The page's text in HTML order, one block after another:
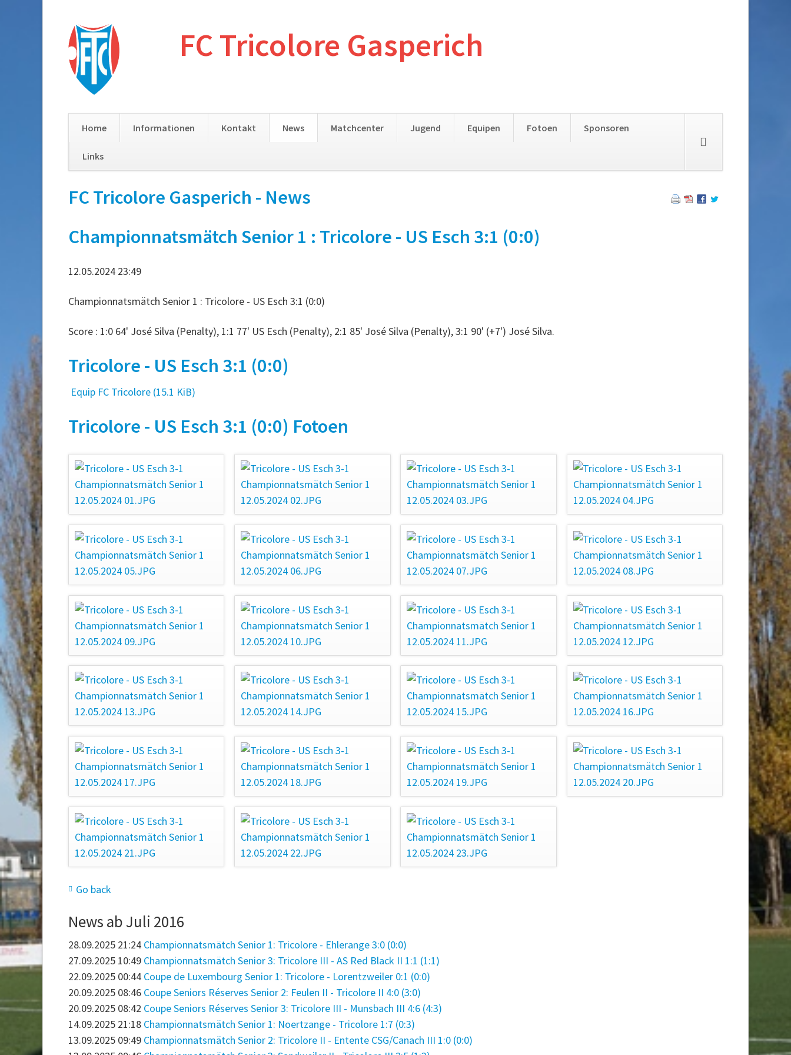
FC Tricolore Gasperich
Home Informationen Kontakt News Matchcenter Jugend Equipen Fotoen Sponsoren
Links
navigation
FC Tricolore Gasperich - News
Championnatsmätch Senior 1 : Tricolore - US Esch 3:1 (0:0)
12.05.2024 23:49
Championnatsmätch Senior 1 : Tricolore - US Esch 3:1 (0:0)
Score : 1:0 64' José Silva (Penalty), 1:1 77' US Esch (Penalty), 2:1 85' José Silva (Penalty), 3:1 90' (+7') José Silva.
Tricolore - US Esch 3:1 (0:0)
Equip FC Tricolore (15.1 KiB)
Tricolore - US Esch 3:1 (0:0) Fotoen
Go back
News ab Juli 2016
28.09.2025 21:24 Championnatsmätch Senior 1: Tricolore - Ehlerange 3:0 (0:0)
27.09.2025 10:49 Championnatsmätch Senior 3: Tricolore III - AS Red Black II 1:1 (1:1)
22.09.2025 00:44 Coupe de Luxembourg Senior 1: Tricolore - Lorentzweiler 0:1 (0:0)
20.09.2025 08:46 Coupe Seniors Réserves Senior 2: Feulen II - Tricolore II 4:0 (3:0)
20.09.2025 08:42 Coupe Seniors Réserves Senior 3: Tricolore III - Munsbach III 4:6 (4:3)
14.09.2025 21:18 Championnatsmätch Senior 1: Noertzange - Tricolore 1:7 (0:3)
13.09.2025 09:49 Championnatsmätch Senior 2: Tricolore II - Entente CSG/Canach III 1:0 (0:0)